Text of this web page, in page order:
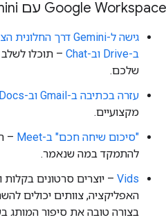
‫Google Workspace עם Gemini
ב-Drive וב-Chat
שלכם.
עזרה בכתיבה ב-Gmail וב-Docs
מקצועיים.
"סיכום שיחה חכם" ב-Meet
–
להתמקד במה שנאמר.
Vids – יוצרים סרטונים
האפליקציה, צוותים יכולים
בצורה טובה את סיפור המותג